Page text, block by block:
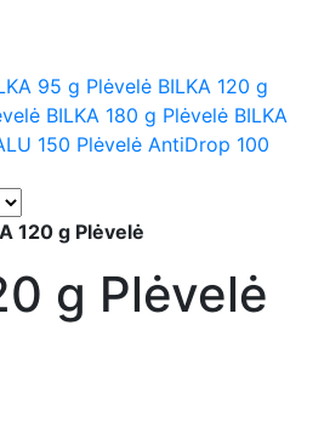
95 g Plėvelė BILKA 120 g
BILKA 180 g Plėvelė BILKA
150 Plėvelė AntiDrop 100
120 g Plėvelė
g Plėvelė